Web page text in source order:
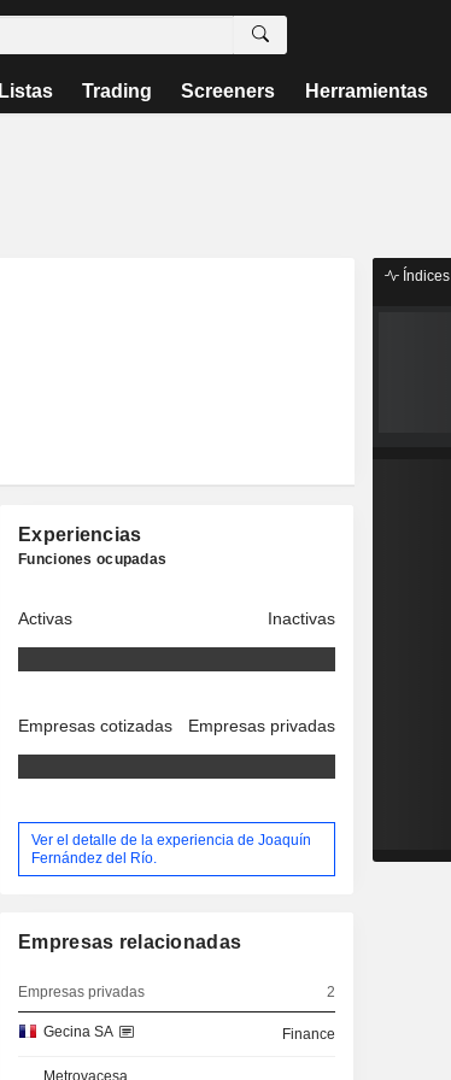
Listas Trading Screeners Herramientas
Experiencias
Funciones ocupadas
Activas Inactivas
Empresas cotizadas Empresas privadas
Ver el detalle de la experiencia de Joaquín
Fernández del Río.
Empresas relacionadas
Empresas privadas 2
Gecina SA Finance
Metrovacesa
Índices